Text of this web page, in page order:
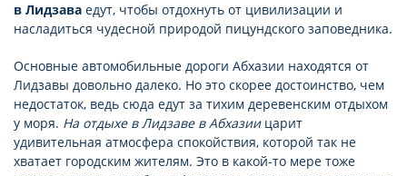
в Лидзава едут, чтобы отдохнуть от цивилизации и
насладиться чудесной природой пицундского заповедника.
Основные автомобильные дороги Абхазии находятся от
Лидзавы довольно далеко. Но это скорее достоинство, чем
недостаток, ведь сюда едут за тихим деревенским отдыхом
у моря. На отдыхе в Лидзаве в Абхазиицарит
удивительная атмосфера спокойствия, которой так не
хватает городским жителям. Это в какой-то мере тоже